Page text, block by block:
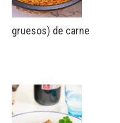
gruesos) de carne